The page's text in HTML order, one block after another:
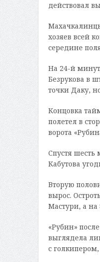
действовал
хозяев всей
середине
На 24-й
Безрукова в
точки Даку,
Концовка
полетел в
ворота
Спустя
Кабутова
Вторую
вырос.
Мастури, а
«Рубин»
выглядела
с